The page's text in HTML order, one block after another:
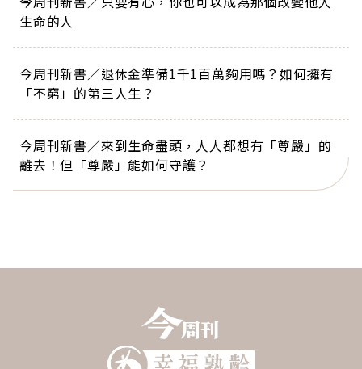
生命的人
今周刊新書／退休金準備1千1百萬夠用嗎？如何擁有
「不窮」的第三人生？
今周刊新書／來到生命盡頭，人人都想有「尊嚴」的
離去！但「尊嚴」能如何守護？